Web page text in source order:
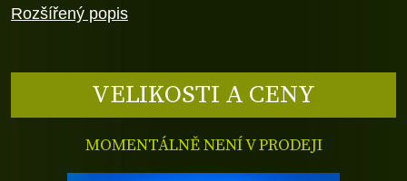
Rozšířený popis
VELIKOSTI A CENY
MOMENTÁLNĚ NENÍ V PRODEJI